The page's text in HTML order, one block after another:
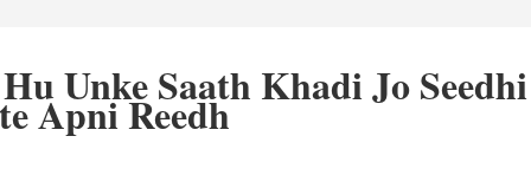
Unke Saath Khadi Jo Seedhi
Apni Reedh